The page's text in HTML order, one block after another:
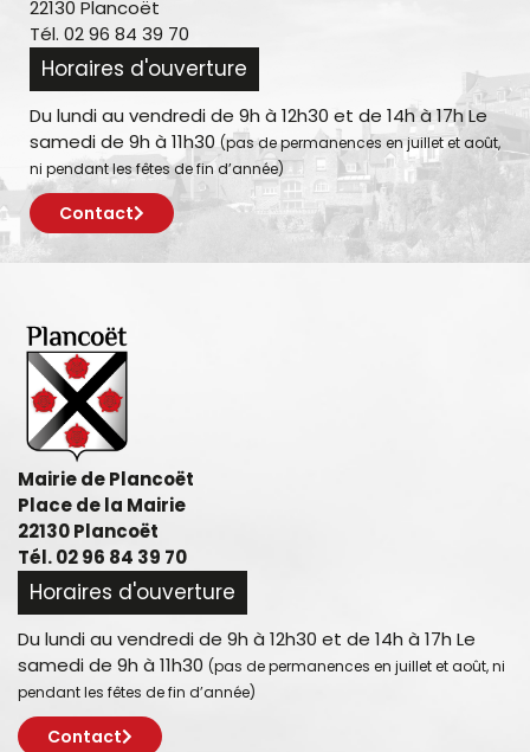
22130 Plancoët
Tél. 02 96 84 39 70
Horaires d'ouverture
Du lundi au vendredi de 9h à 12h30 et de 14h à 17h Le
samedi de 9h à 11h30 (pas de permanences en juillet et août,
ni pendant les fêtes de fin d’année)
Contact
Mairie de Plancoët
Place de la Mairie
22130 Plancoët
Tél. 02 96 84 39 70
Horaires d'ouverture
Du lundi au vendredi de 9h à 12h30 et de 14h à 17h Le
samedi de 9h à 11h30 (pas de permanences en juillet et août, ni
pendant les fêtes de fin d’année)
Contact